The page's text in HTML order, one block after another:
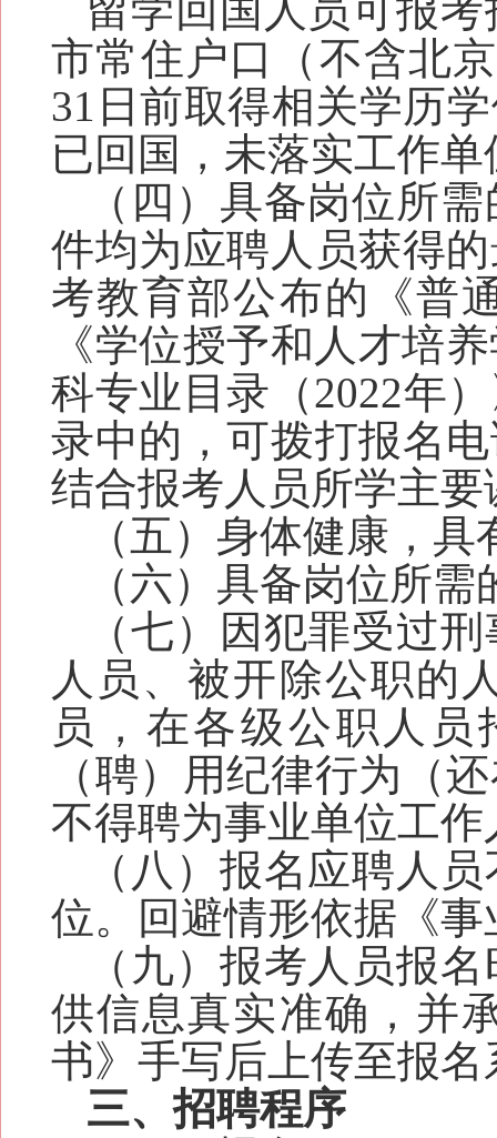
留学回国人员可报
市常住户口（不含北
31日前取得相关学历学
已回国，未落实工作单
（四）具备岗位所
件均为应聘人员获得
考教育部公布的《普
《学位授予和人才培
科专业目录（2022年
录中的，可拨打报名
结合报考人员所学主
（五） 身体健康， 具
（六）具备岗位所
（七）因犯罪受过
人员、被开除公职的
员，在各级公职人
（聘）用纪律行为（还
不得聘为事业单位工
（八）报名应聘人
位。回避情形依据《
（九）报考人员报
供信息真实准确，并
书》 手写后上传至报名
三、招聘程序